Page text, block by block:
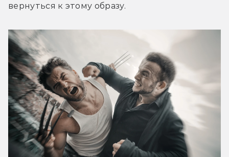
вернуться к этому образу.